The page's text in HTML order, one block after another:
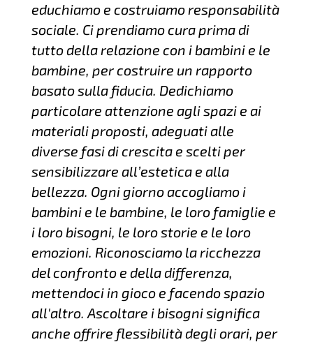
educhiamo e costruiamo responsabilità
sociale. Ci prendiamo cura prima di
tutto della relazione con i bambini e le
bambine, per costruire un rapporto
basato sulla fiducia. Dedichiamo
particolare attenzione agli spazi e ai
materiali proposti, adeguati alle
diverse fasi di crescita e scelti per
sensibilizzare all’estetica e alla
bellezza. Ogni giorno accogliamo i
bambini e le bambine, le loro famiglie e
i loro bisogni, le loro storie e le loro
emozioni. Riconosciamo la ricchezza
del confronto e della differenza,
mettendoci in gioco e facendo spazio
all'altro. Ascoltare i bisogni significa
anche offrire flessibilità degli orari, per